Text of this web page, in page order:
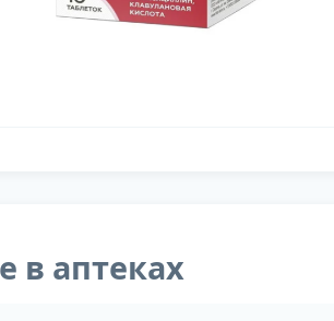
в аптеках